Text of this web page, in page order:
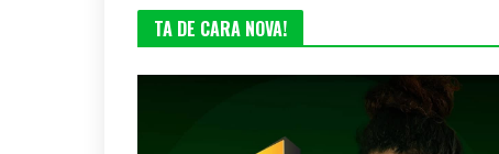
TA DE CARA NOVA!